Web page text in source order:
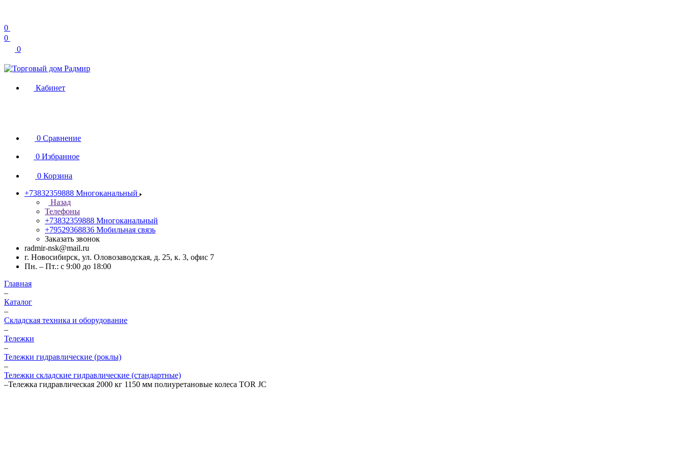
0
0
0
Кабинет
0 Сравнение
0 Избранное
0 Корзина
+73832359888 Многоканальный
Назад
Телефоны
+73832359888 Многоканальный
+79529368836 Мобильная связь
Заказать звонок
radmir-nsk@mail.ru
г. Новосибирск, ул. Оловозаводская, д. 25, к. 3, офис 7
Пн. – Пт.: с 9:00 до 18:00
Главная
–
Каталог
–
Складская техника и оборудование
–
Тележки
–
Тележки гидравлические (роклы)
–
Тележки складские гидравлические (стандартные)
–Тележка гидравлическая 2000 кг 1150 мм полиуретановые колеса TOR JC